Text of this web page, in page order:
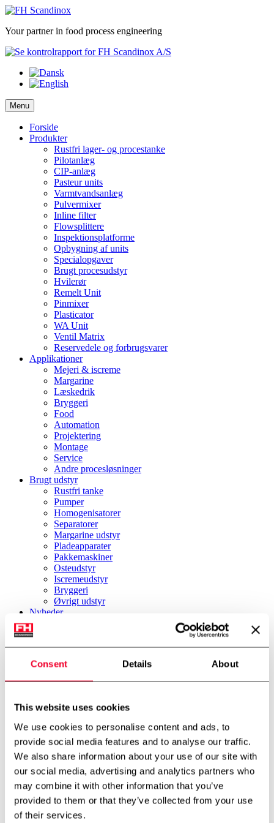
Consent Details About
This website uses cookies
We use cookies to personalise content and ads, to
provide social media features and to analyse our traffic.
We also share information about your use of our site with
our social media, advertising and analytics partners who
may combine it with other information that you’ve
provided to them or that they’ve collected from your use
of their services.
Skip
content
Your partner in food process engineering
Menu
Forside
Produkter
Rustfri lager- og procestanke
Pilotanlæg
CIP-anlæg
Pasteur units
Varmtvandsanlæg
Pulvermixer
Inline filter
Flowsplittere
Inspektionsplatforme
Opbygning af units
Specialopgaver
Brugt procesudstyr
Hvilerør
Remelt Unit
Pinmixer
Plasticator
WA Unit
Ventil Matrix
Reservedele og forbrugsvarer
Applikationer
Mejeri & iscreme
Margarine
Læskedrik
Bryggeri
Food
Automation
Projektering
Montage
Service
Andre procesløsninger
Brugt udstyr
Rustfri tanke
Pumper
Homogenisatorer
Separatorer
Margarine udstyr
Pladeapparater
Pakkemaskiner
Osteudstyr
Iscremeudstyr
Bryggeri
Øvrigt udstyr
Nyheder
Firmaprofil
Miljø & Bæredygtighed
Teknologicenter
Cases
Job
FH Scandinox DK
FH Scandinox Norge
Forside
Pladeapparater
APV pladepasteur
Tilbage til oversigt